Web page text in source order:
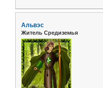
Альвэс
Житель Средиземья